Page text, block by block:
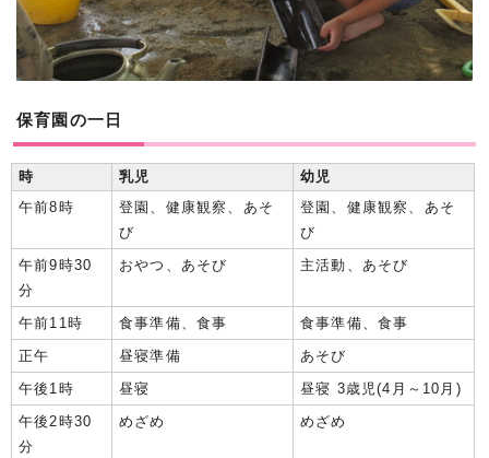
保育園の一日
時 乳児
幼児
午前8時
登園、健康観察、あそ
び
登園、健康観察、あそ
び
午前9時30
分
おやつ、あそび 主活動、あそび
午前11時 食事準備、食事
食事準備、食事
正午
昼寝準備
あそび
午後1時
昼寝
昼寝 3歳児(4月～10月)
午後2時30
分
めざめ めざめ